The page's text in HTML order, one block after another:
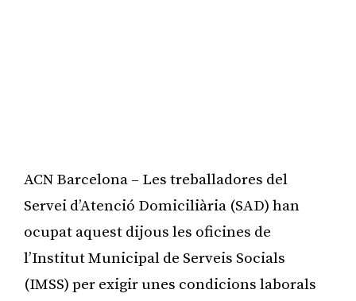
ACN Barcelona – Les treballadores del
Servei d’Atenció Domiciliària (SAD) han
ocupat aquest dijous les oficines de
l’Institut Municipal de Serveis Socials
(IMSS) per exigir unes condicions laborals